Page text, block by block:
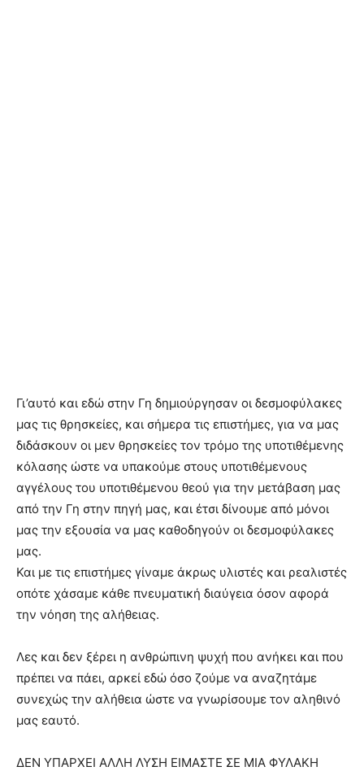
Γι’αυτό και εδώ στην Γη δημιούργησαν οι δεσμοφύλακες
μας τις θρησκείες, και σήμερα τις επιστήμες, για να μας
διδάσκουν οι μεν θρησκείες τον τρόμο της υποτιθέμενης
κόλασης ώστε να υπακούμε στους υποτιθέμενους
αγγέλους του υποτιθέμενου θεού για την μετάβαση μας
από την Γη στην πηγή μας, και έτσι δίνουμε από μόνοι
μας την εξουσία να μας καθοδηγούν οι δεσμοφύλακες
μας.
Και με τις επιστήμες γίναμε άκρως υλιστές και ρεαλιστές
οπότε χάσαμε κάθε πνευματική διαύγεια όσον αφορά
την νόηση της αλήθειας.
Λες και δεν ξέρει η ανθρώπινη ψυχή που ανήκει και που
πρέπει να πάει, αρκεί εδώ όσο ζούμε να αναζητάμε
συνεχώς την αλήθεια ώστε να γνωρίσουμε τον αληθινό
μας εαυτό.
ΔΕΝ ΥΠΑΡΧΕΙ ΑΛΛΗ ΛΥΣΗ ΕΙΜΑΣΤΕ ΣΕ ΜΙΑ ΦΥΛΑΚΗ